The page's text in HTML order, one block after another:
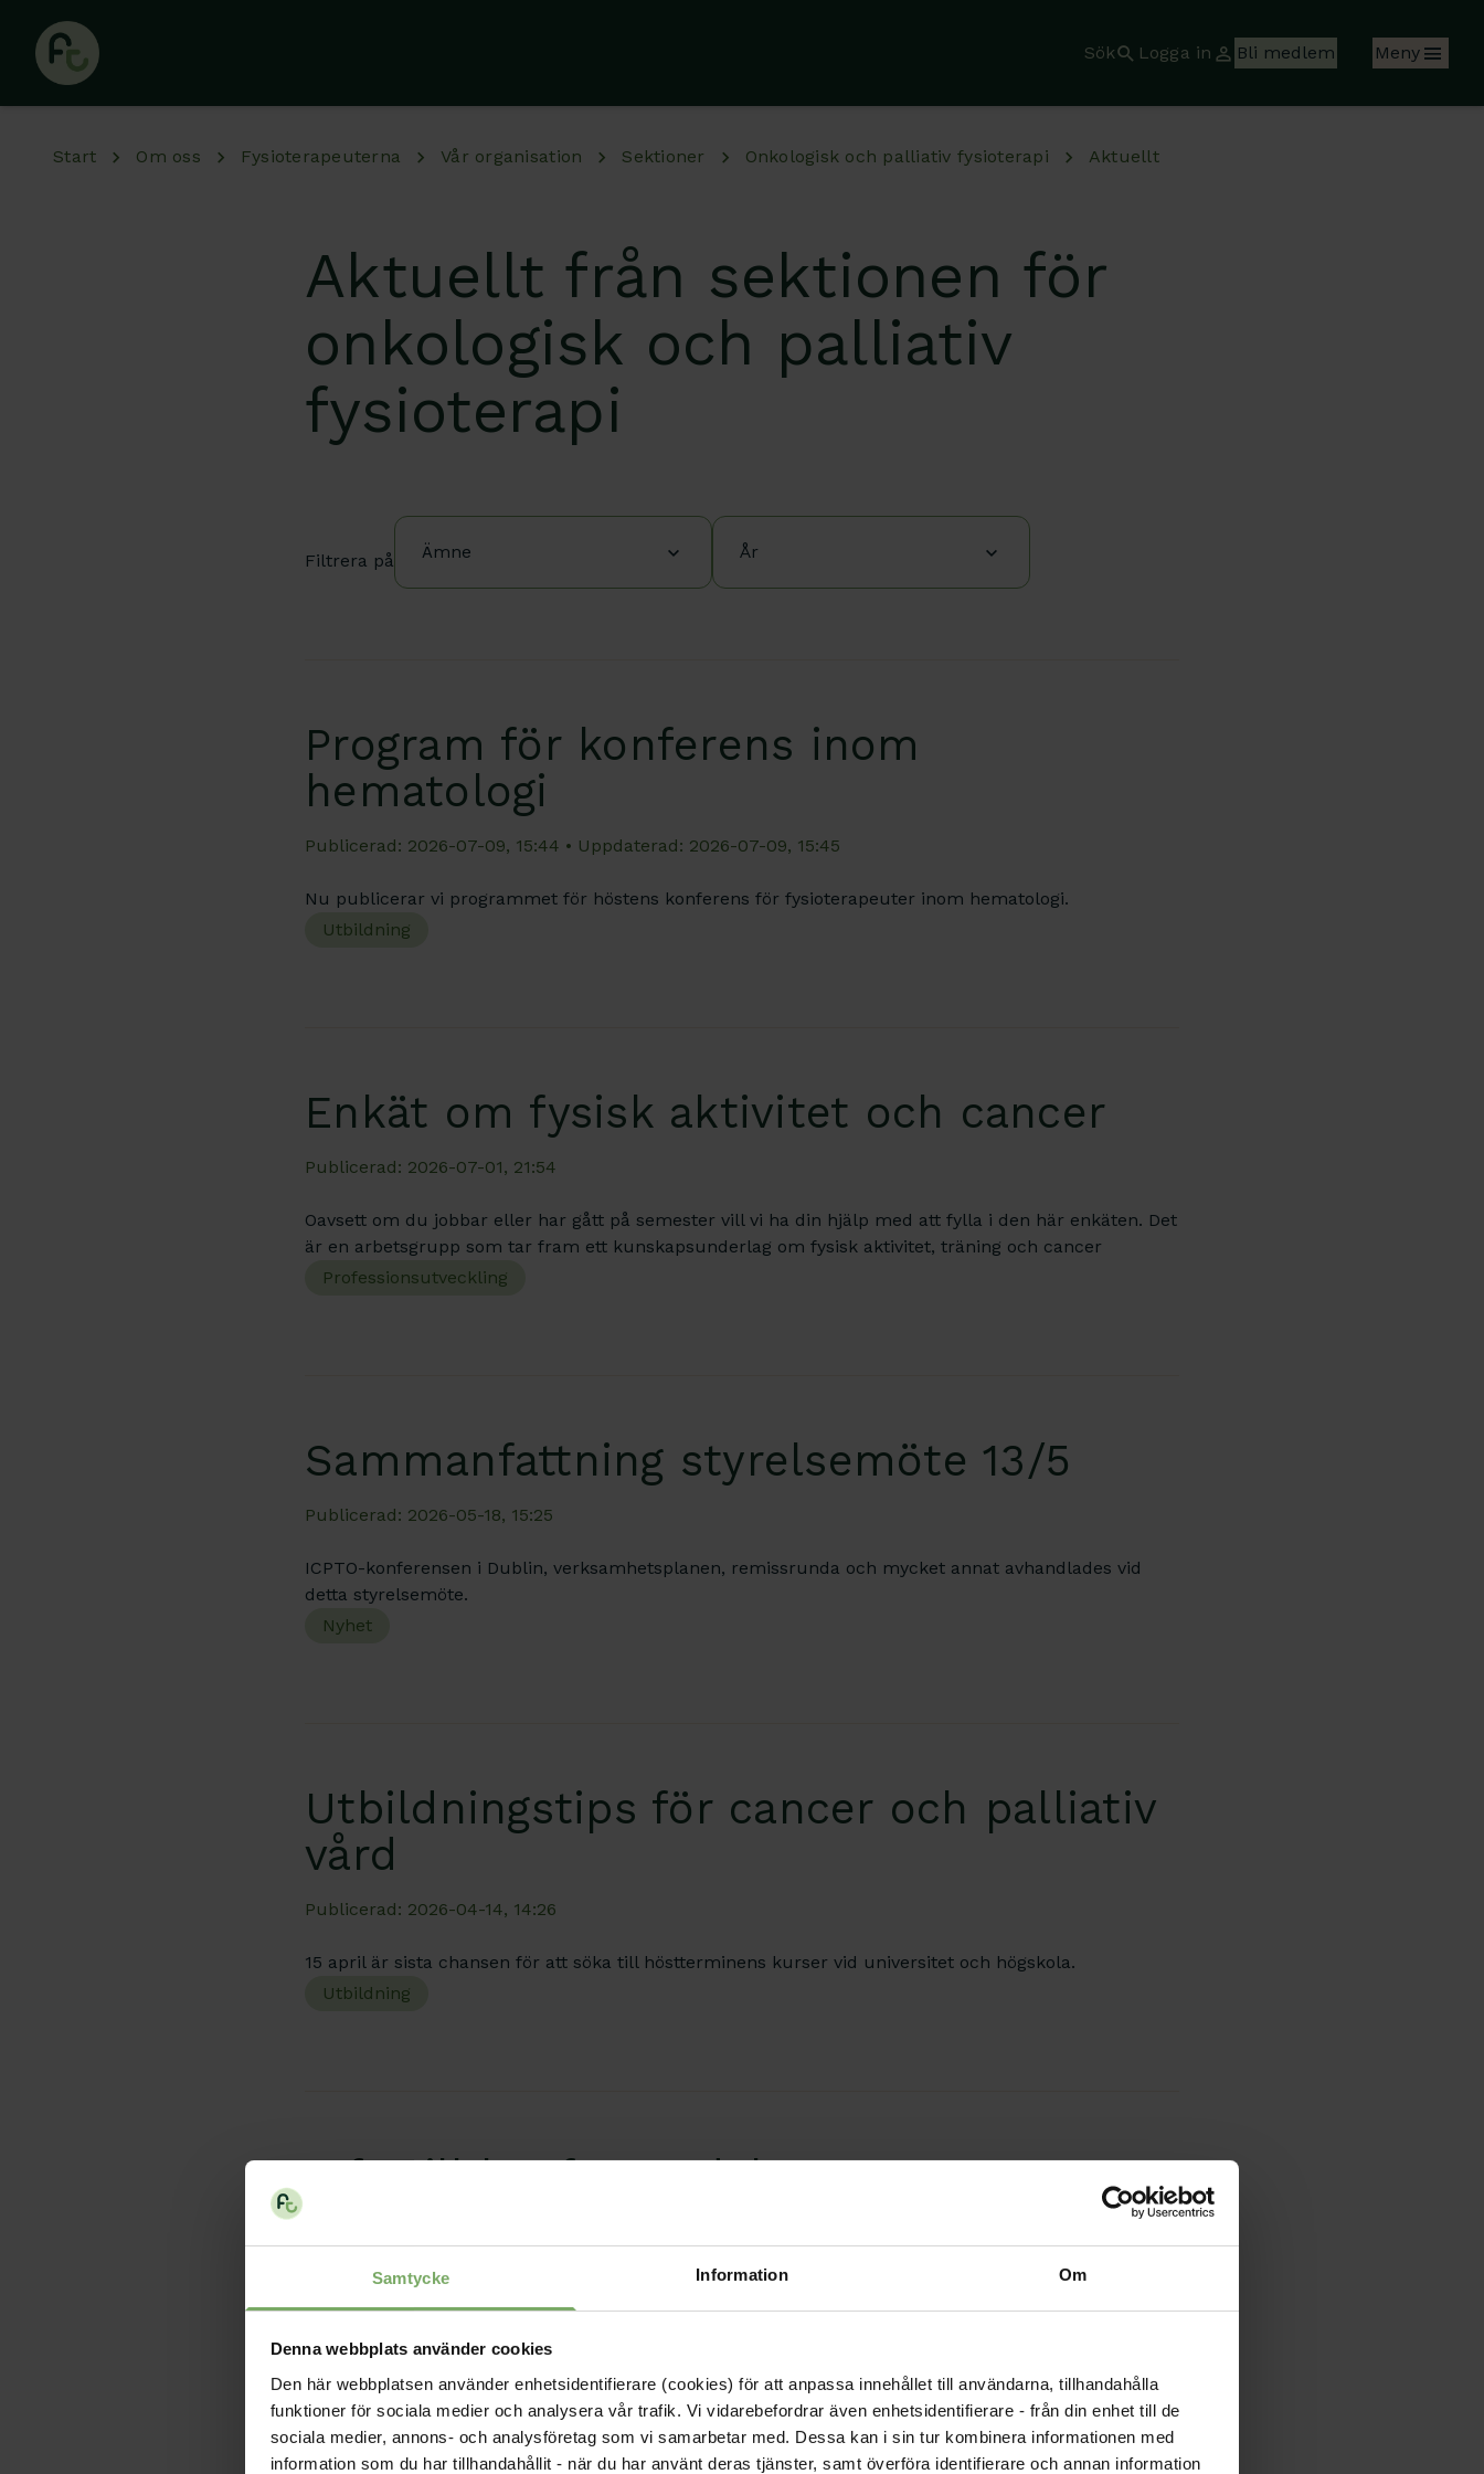
Samtycke Information Om
Denna webbplats använder cookies
Den här webbplatsen använder enhetsidentifierare (cookies) för att anpassa innehållet till användarna, tillhandahålla
funktioner för sociala medier och analysera vår trafik. Vi vidarebefordrar även enhetsidentifierare - från din enhet till de
sociala medier, annons- och analysföretag som vi samarbetar med. Dessa kan i sin tur kombinera informationen med
information som du har tillhandahållit - när du har använt deras tjänster, samt överföra identifierare och annan information
Sök
Logga in Bli medlem Meny
Start Om oss Fysioterapeuterna Vår organisation Sektioner Onkologisk och palliativ fysioterapi Aktuellt
Aktuellt från sektionen för
onkologisk och palliativ
fysioterapi
Filtrera på Ämne År
Program för konferens inom
hematologi
Publicerad: 2026-07-09, 15:44 • Uppdaterad: 2026-07-09, 15:45
Nu publicerar vi programmet för höstens konferens för fysioterapeuter inom hematologi.
Utbildning
Enkät om fysisk aktivitet och cancer
Publicerad: 2026-07-01, 21:54
Oavsett om du jobbar eller har gått på semester vill vi ha din hjälp med att fylla i den här enkäten. Det
är en arbetsgrupp som tar fram ett kunskapsunderlag om fysisk aktivitet, träning och cancer
Professionsutveckling
Sammanfattning styrelsemöte 13/5
Publicerad: 2026-05-18, 15:25
ICPTO-konferensen i Dublin, verksamhetsplanen, remissrunda och mycket annat avhandlades vid
detta styrelsemöte.
Nyhet
Utbildningstips för cancer och palliativ
vård
Publicerad: 2026-04-14, 14:26
15 april är sista chansen för att söka till höstterminens kurser vid universitet och högskola.
Utbildning
Info till konferensdeltagare
Här finns viktig information till dig som är anmäld till konferensen den 5-6/2.
Nyhet